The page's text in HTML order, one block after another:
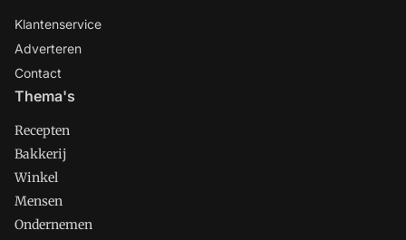
Klantenservice
Adverteren
Contact
Thema's
Recepten
Bakkerij
Winkel
Mensen
Ondernemen